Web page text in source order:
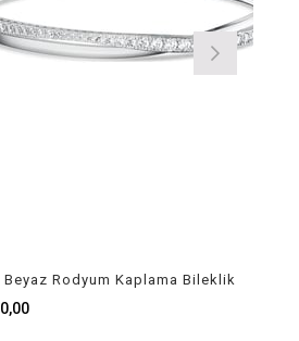
Rodyum Kaplama Bileklik